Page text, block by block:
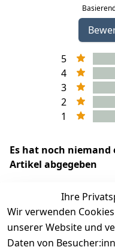
5
4
3
2
1
Es hat noch
Artikel abgegeben
EU-Verantwortliche
Ihre
Wir verwenden
unserer Website und
Daten von